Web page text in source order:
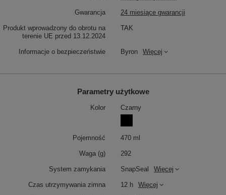
Gwarancja 24 miesiące gwarancji
Produkt wprowadzony do obrotu na
terenie UE przed 13.12.2024
TAK
Informacje o bezpieczeństwie Byron Więcej
Parametry użytkowe
Kolor Czarny
Pojemność 470 ml
Waga (g) 292
System zamykania SnapSeal Więcej
Czas utrzymywania zimna 12 h Więcej